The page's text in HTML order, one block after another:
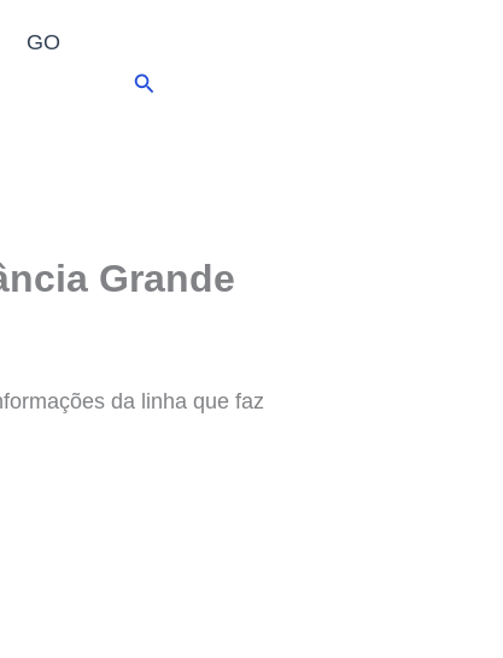
GO
Pesquisar
Grande
da linha que faz